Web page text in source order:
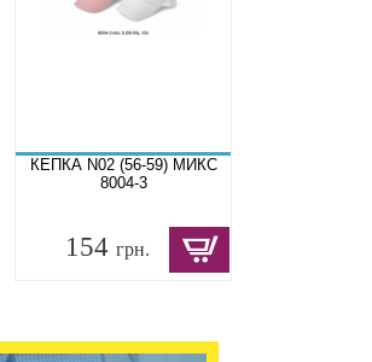
КЕПКА N02 (56-59) МИКС
8004-3
154 грн.